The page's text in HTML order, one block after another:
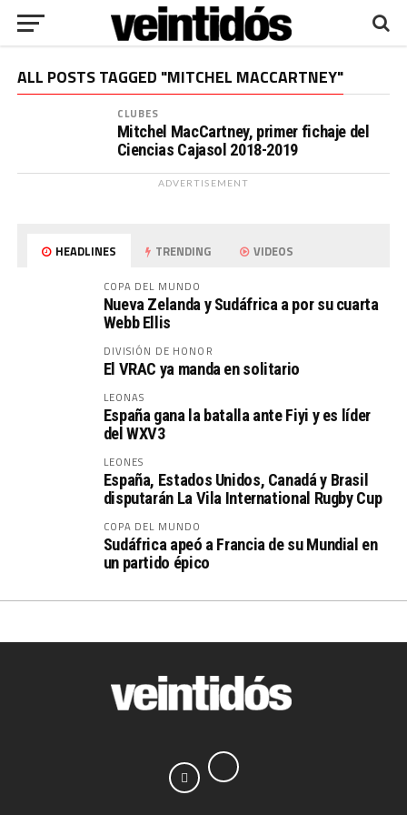
ALL POSTS TAGGED "MITCHEL MACCARTNEY"
CLUBES
Mitchel MacCartney, primer fichaje del
Ciencias Cajasol 2018-2019
ADVERTISEMENT
HEADLINES TRENDING VIDEOS
COPA DEL MUNDO
Nueva Zelanda y Sudáfrica a por su cuarta
Webb Ellis
DIVISIÓN DE HONOR
El VRAC ya manda en solitario
LEONAS
España gana la batalla ante Fiyi y es líder
del WXV3
LEONES
España, Estados Unidos, Canadá y Brasil
disputarán La Vila International Rugby Cup
COPA DEL MUNDO
Sudáfrica apeó a Francia de su Mundial en
un partido épico